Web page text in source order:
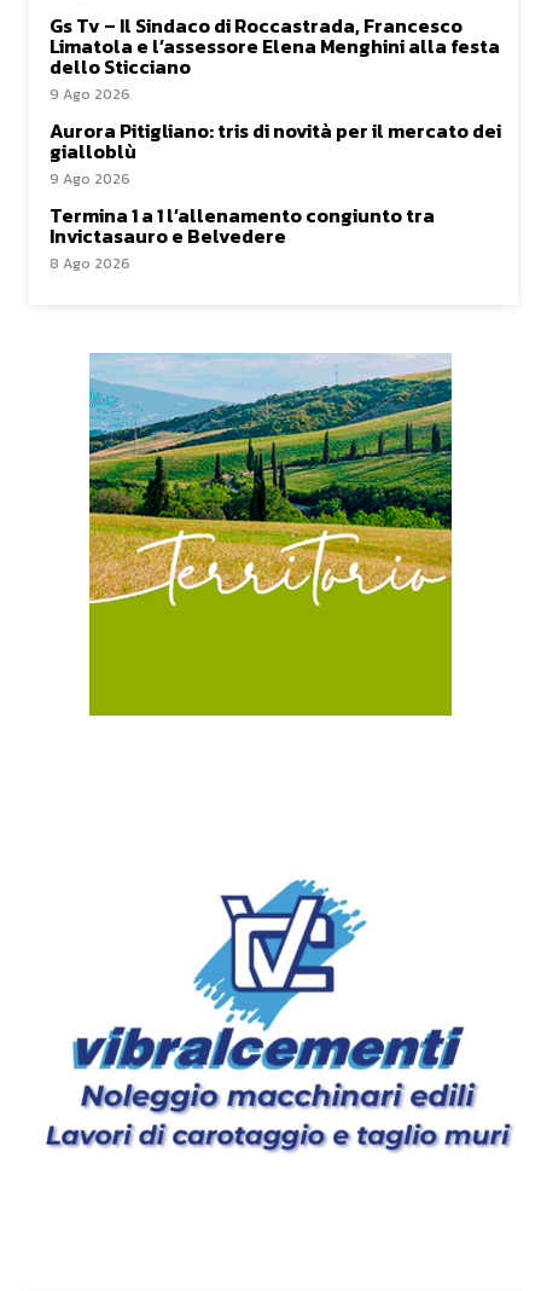
Gs Tv – Il Sindaco di Roccastrada, Francesco
Limatola e l’assessore Elena Menghini alla festa
dello Sticciano
9 Ago 2026
Aurora Pitigliano: tris di novità per il mercato dei
gialloblù
9 Ago 2026
Termina 1 a 1 l’allenamento congiunto tra
Invictasauro e Belvedere
8 Ago 2026